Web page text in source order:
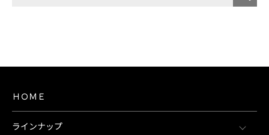
ＨＯＭＥ
ラインナップ